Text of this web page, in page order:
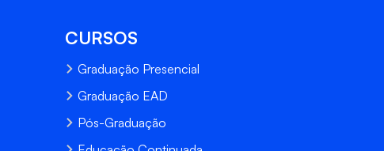
CURSOS
Graduação Presencial
Graduação EAD
Pós-Graduação